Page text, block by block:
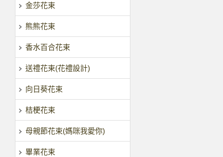
金莎花束
熊熊花束
香水百合花束
送禮花束(花禮設計)
向日葵花束
桔梗花束
母親節花束(媽咪我愛你)
畢業花束